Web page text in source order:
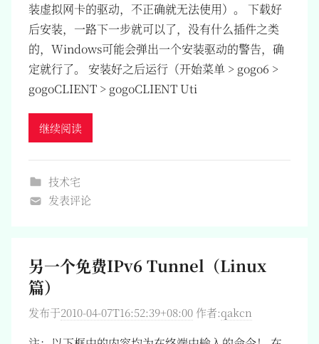
装虚拟网卡的驱动，不正确就无法使用）。 下载好
后安装，一路下一步就可以了，没有什么插件之类
的，Windows可能会弹出一个安装驱动的警告，确
定就行了。 安装好之后运行（开始菜单 > gogo6 >
gogoCLIENT > gogoCLIENT Uti
继续阅读
技术宅
发表评论
另一个免费IPv6 Tunnel（Linux
篇）
发布于2010-04-07T16:52:39+08:00 作者:qakcn